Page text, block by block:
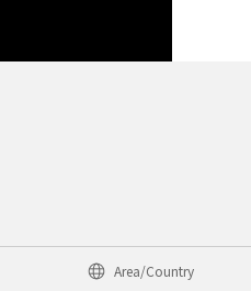
Area/Country